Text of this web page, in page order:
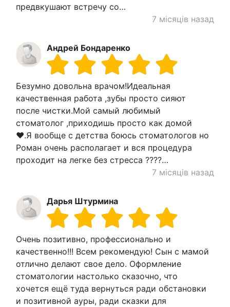
предвкушают встречу со…
7 місяців назад
Андрей Бондаренко
Безумно довольна врачом!Идеальная
качественная работа ,зубы просто сияют
после чистки.Мой самый любимый
стоматолог ,приходишь просто как домой
❤️.Я вообще с детства боюсь стоматологов но
Роман очень располагает и вся процедура
проходит на легке без стресса ????…
7 місяців назад
Дарья Штурмина
Очень позитивно, профессионально и
качественно!!! Всем рекомендую! Сын с мамой
отлично делают свое дело. Оформление
стоматологии настолько сказочно, что
хочется ещё туда вернуться ради обстановки
и позитивной ауры, ради сказки для